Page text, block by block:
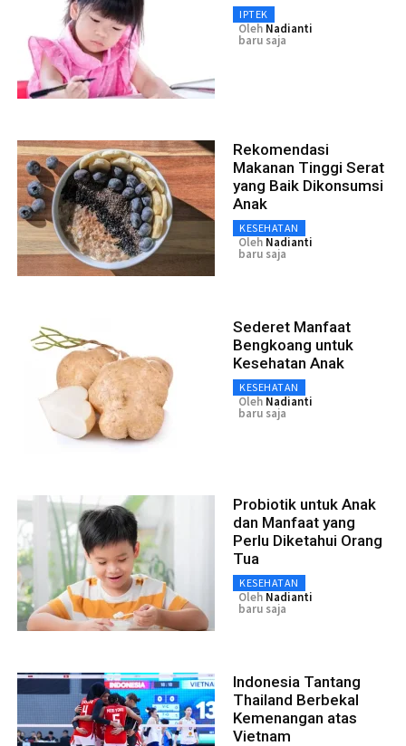
IPTEK
Oleh Nadianti
baru saja
Rekomendasi
Makanan Tinggi Serat
yang Baik Dikonsumsi
Anak
KESEHATAN
Oleh Nadianti
baru saja
Sederet Manfaat
Bengkoang untuk
Kesehatan Anak
KESEHATAN
Oleh Nadianti
baru saja
Probiotik untuk Anak
dan Manfaat yang
Perlu Diketahui Orang
Tua
KESEHATAN
Oleh Nadianti
baru saja
Indonesia Tantang
Thailand Berbekal
Kemenangan atas
Vietnam